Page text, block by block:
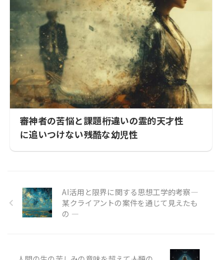
審神者の苦悩と課題――桁違いの霊的天才性
に追いつけない残酷な幼児性
AI活用と限界に関する思想工学的考察―
某クライアントの案件を通じて見えたも
の ―